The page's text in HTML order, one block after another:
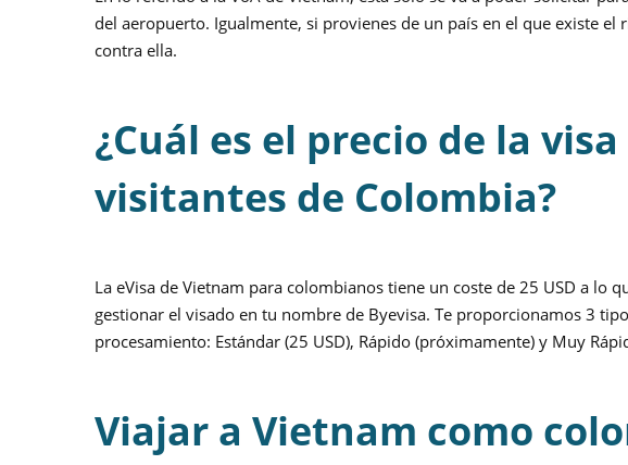
del aeropuerto. Igualmente, si provienes de un país en el que existe
contra ella.
¿Cuál es el precio de la
visitantes de Colombia?
La eVisa de Vietnam para colombianos tiene un coste de 25 USD a lo
gestionar el visado en tu nombre de Byevisa. Te proporcionamos 3
procesamiento: Estándar (25 USD), Rápido (próximamente) y Muy
Viajar a Vietnam como